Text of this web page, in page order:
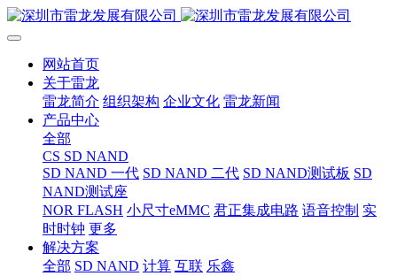
网站首页
关于雷龙
雷龙简介 组织架构 企业文化 雷龙新闻
产品中心
全部
CS SD NAND
SD NAND 一代 SD NAND 二代 SD NAND测试板 SD
NAND测试座
NOR FLASH 小尺寸eMMC 君正集成电路 语音控制 实
时时钟 更多
解决方案
全部 SD NAND 计算 互联 乐鑫